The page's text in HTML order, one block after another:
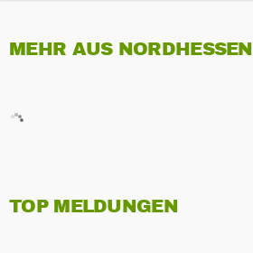
MEHR AUS NORDHESSEN
TOP MELDUNGEN